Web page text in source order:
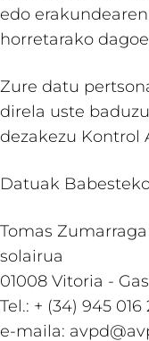
edo
horretarako
Zure datu
direla uste
dezakezu Kontrol
Datuak
Tomas
solairua
01008 Vitoria -
Tel.: + (34) 945 016
e-maila: